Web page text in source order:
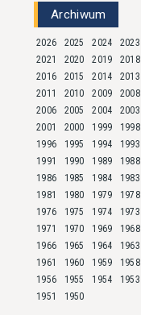
Archiwum
2026 2025 2024 2023
2021
2020 2019 2018
2016
2015 2014 2013
2011
2010 2009 2008
2006
2005 2004 2003
2001
2000 1999 1998
1996
1995 1994 1993
1991
1990 1989 1988
1986
1985 1984 1983
1981
1980 1979 1978
1976
1975 1974 1973
1971
1970 1969 1968
1966
1965 1964 1963
1961
1960 1959 1958
1956
1955 1954 1953
1951
1950